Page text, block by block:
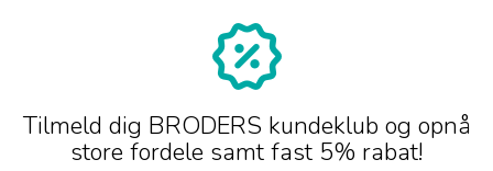
Tilmeld dig BRODERS kundeklub og opnå
store fordele samt fast 5% rabat!